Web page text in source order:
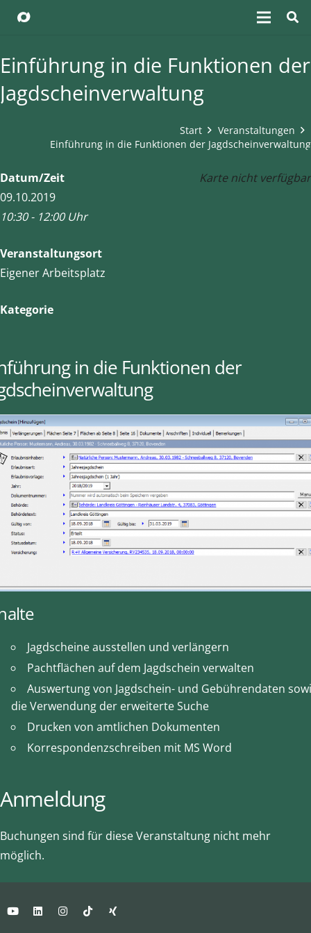
Einführung in die Funktionen der
Jagdscheinverwaltung
Start
Veranstaltungen
Einführung in die Funktionen der Jagdscheinverwaltung
Karte nicht verfügbar
Datum/Zeit
09.10.2019
10:30 - 12:00 Uhr
Veranstaltungsort
Eigener Arbeitsplatz
Kategorie
in die Funktionen der
Jagdscheine ausstellen und verlängern
Pachtflächen auf dem Jagdschein verwalten
Auswertung von Jagdschein- und Gebührendaten
die Verwendung der erweiterte Suche
Drucken von amtlichen Dokumenten
Korrespondenzschreiben mit MS Word
Anmeldung
Buchungen sind für diese Veranstaltung nicht mehr
möglich.